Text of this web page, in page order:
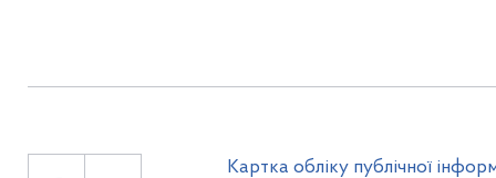
Картка обліку публічної